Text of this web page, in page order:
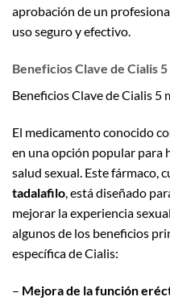
aprobación de un
uso seguro y efectivo.
Beneficios Clave de Cialis
Beneficios Clave de Cialis 5
El medicamento conocido
en una opción popular para
salud sexual. Este fármaco,
tadalafilo , está diseñado
mejorar la experiencia
algunos de los beneficios
específica de Cialis:
– Mejora de la función